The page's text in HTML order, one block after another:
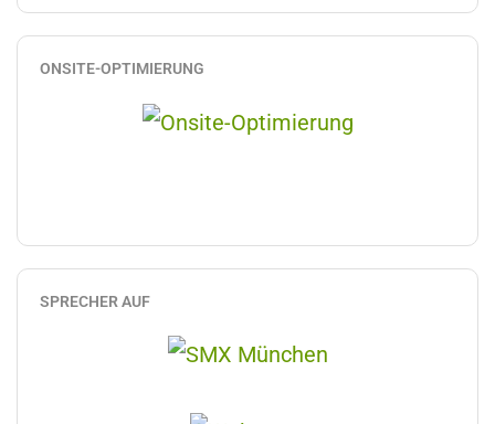
ONSITE-OPTIMIERUNG
SPRECHER AUF